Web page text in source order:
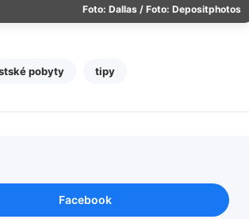
Foto: Dallas / Foto: Depositphotos
pobyty tipy
Facebook